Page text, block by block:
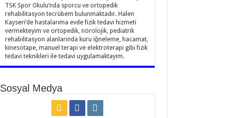
TSK Spor Okulu’nda sporcu ve ortopedik
rehabilitasyon tecrübem bulunmaktadır. Halen
Kayseri’de hastalarıma evde fizik tedavi hizmeti
vermekteyim ve ortopedik, nörolojik, pediatrik
rehabilitasyon alanlarında kuru iğneleme, hacamat,
kinesotape, manuel terapi ve elektroterapi gibi fizik
tedavi teknikleri ile tedavi uygulamaktayım.
Sosyal Medya